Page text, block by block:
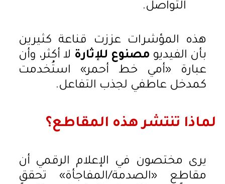
التواصل.
هذه المؤشرات عززت قناعة كثيرين
بأن الفيديو مصنوع للإثارة لا أكثر، وأن
عبارة «أمي خط أحمر» استُخدمت
كمدخل عاطفي لجذب التفاعل.
لماذا تنتشر هذه المقاطع؟
يرى مختصون في الإعلام الرقمي أن
مقاطع «الصدمة/المفاجأة» تحقق